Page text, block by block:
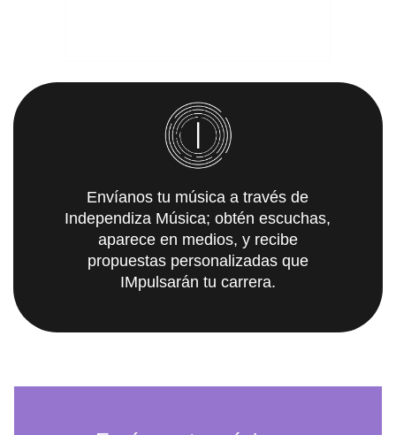
Envíanos tu música a través de
Independiza Música; obtén escuchas,
aparece en medios, y recibe
propuestas personalizadas que
IMpulsarán tu carrera.